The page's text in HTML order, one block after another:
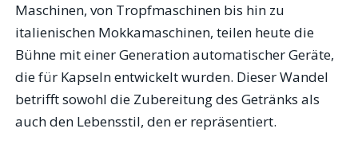
Maschinen, von Tropfmaschinen bis hin zu
italienischen Mokkamaschinen, teilen heute die
Bühne mit einer Generation automatischer Geräte,
die für Kapseln entwickelt wurden. Dieser Wandel
betrifft sowohl die Zubereitung des Getränks als
auch den Lebensstil, den er repräsentiert.